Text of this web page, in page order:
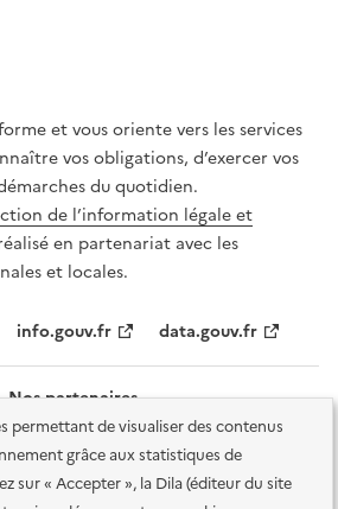
permettant de visualiser des contenus
grâce aux statistiques de
sur « Accepter », la Dila (éditeur du site
et vous oriente vers les services
vos obligations, d’exercer vos
du quotidien.
de l’information légale et
en partenariat avec les
et locales.
info.gouv.fr data.gouv.fr
Nos partenaires